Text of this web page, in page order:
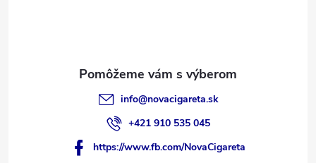
info@novacigareta.sk
+421 910 535 045
https://www.fb.com/NovaCigareta